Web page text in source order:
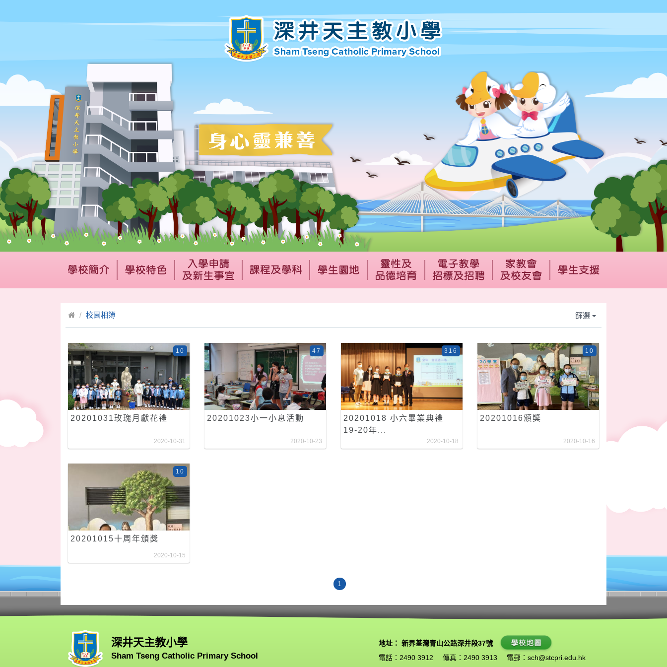
校園相簿 篩選
20201031玫瑰月獻花禮
10
2020-10-31
20201023小一小息活動
47
2020-10-23
20201018 小六畢業典禮
19-20年...
316
2020-10-18
20201016頒獎
10
2020-10-16
20201015十周年頒獎
10
2020-10-15
1
深井天主教小學
Sham Tseng Catholic Primary School
地址： 新界荃灣青山公路深井段37號
電話：2490 3912
傳真：2490 3913 電郵： sch@stcpri.edu.hk